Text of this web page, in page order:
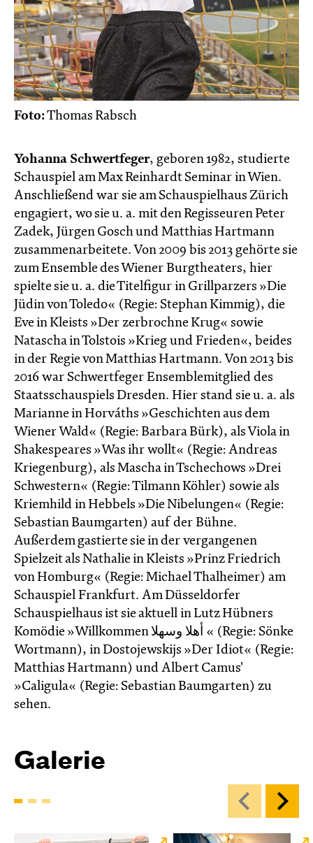
Foto:Thomas Rabsch
Yohanna Schwertfeger, geboren 1982, studierte
Schauspiel am Max Reinhardt Seminar in Wien.
Anschließend war sie am Schauspielhaus Zürich
engagiert, wo sie u. a. mit den Regisseuren Peter
Zadek, Jürgen Gosch und Matthias Hartmann
zusammenarbeitete. Von 2009 bis 2013 gehörte sie
zum Ensemble des Wiener Burgtheaters, hier
spielte sie u. a. die Titelfigur in Grillparzers »Die
Jüdin von Toledo« (Regie: Stephan Kimmig), die
Eve in Kleists »Der zerbrochne Krug« sowie
Natascha in Tolstois »Krieg und Frieden«, beides
in der Regie von Matthias Hartmann. Von 2013 bis
2016 war Schwertfeger Ensemblemitglied des
Staatsschauspiels Dresden. Hier stand sie u. a. als
Marianne in Horváths »Geschichten aus dem
Wiener Wald« (Regie: Barbara Bürk), als Viola in
Shakespeares »Was ihr wollt« (Regie: Andreas
Kriegenburg), als Mascha in Tschechows »Drei
Schwestern« (Regie: Tilmann Köhler) sowie als
Kriemhild in Hebbels »Die Nibelungen« (Regie:
Sebastian Baumgarten) auf der Bühne.
Außerdem gastierte sie in der vergangenen
Spielzeit als Nathalie in Kleists »Prinz Friedrich
von Homburg« (Regie: Michael Thalheimer) am
Schauspiel Frankfurt. Am Düsseldorfer
Schauspielhaus ist sie aktuell in Lutz Hübners
Komödie »Willkommen أهلا وسهلا « (Regie: Sönke
Wortmann), in Dostojewskijs »Der Idiot« (Regie:
Matthias Hartmann) und Albert Camus'
»Caligula« (Regie: Sebastian Baumgarten) zu
sehen.
Galerie